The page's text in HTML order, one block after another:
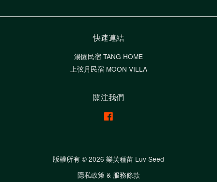
快速連結
湯園民宿 TANG HOME
上弦月民宿 MOON VILLA
關注我們
版權所有 © 2026 樂芙種苗 Luv Seed
隱私政策 & 服務條款